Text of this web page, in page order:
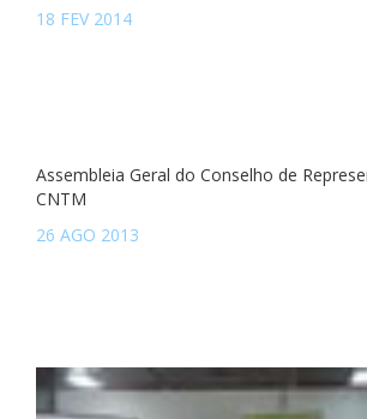
18 FEV 2014
Assembleia Geral do Conselho de
CNTM
26 AGO 2013